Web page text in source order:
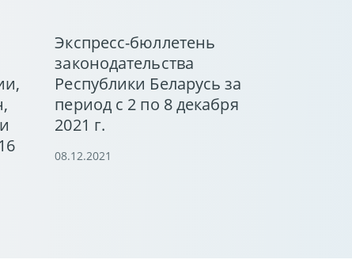
Экспресс-бюллетень
законодательства
Республики Беларусь за
период с 2 по 8 декабря
2021 г.
08.12.2021